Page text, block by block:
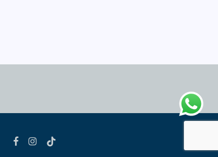
facebookinstagram
tiktok